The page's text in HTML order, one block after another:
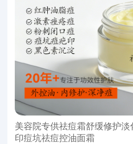
美容院专供祛痘霜舒缓修护
印痘坑祛痘控油面霜